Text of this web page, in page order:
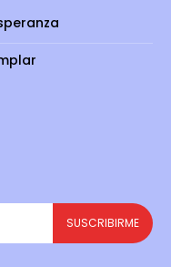
SUSCRIBIRME